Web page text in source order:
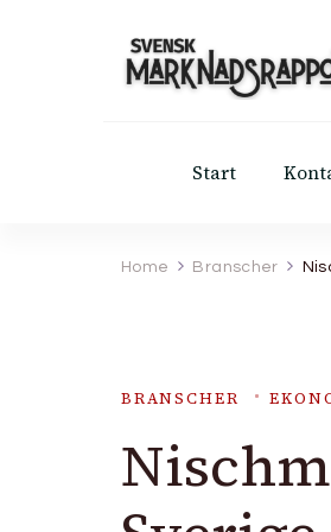
Start
Home Branscher
BRANSCHER